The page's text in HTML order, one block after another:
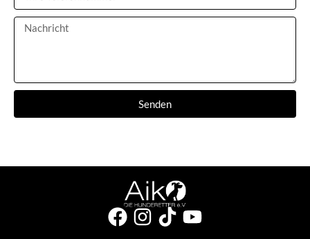
Senden